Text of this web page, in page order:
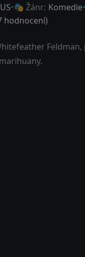
US 🎭 Žánr: Komedie
hodnocení)